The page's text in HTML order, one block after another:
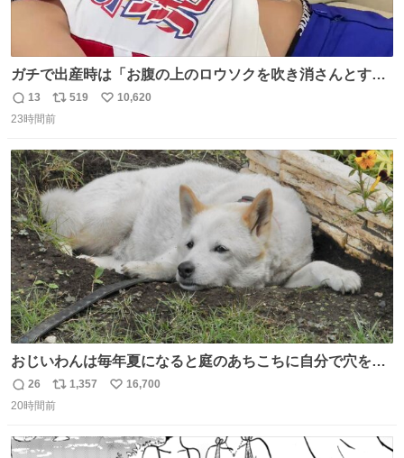
ガチで出産時は「お腹の上のロウソクを吹き消さんとする
サンシャイン池崎」だったし、お産後の股裂け状態でのト
イレは「とにかく明るい安村の体勢」が1番楽
返
信
13
リ
ポ
ト
数
519
い
数
10,620
23時間前
おじいわんは毎年夏になると庭のあちこちに自分で穴を掘
って涼んでた。 たまにうさぎ氏がちゃっかり中に入る事も
あったが、退かさず怒らず保護者のようにただ見ていた。
返
信
26
リ
ポ
ト
1,357
い
数
16,700
20時間前